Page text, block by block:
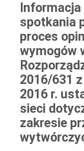
spotkania
proces
wymogów
2016/631
2016 r.
sieci
zakresie